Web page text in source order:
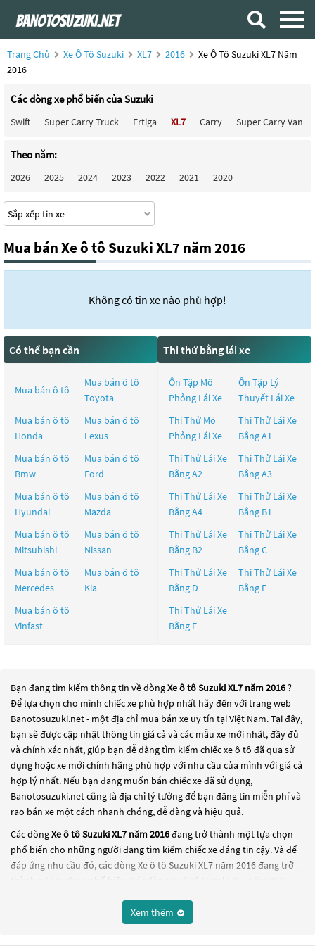
Trang Chủ Xe Ô Tô Suzuki XL7 2016
Xe Ô Tô Suzuki XL7 Năm
2016
Các dòng xe phổ biến của Suzuki
Swift Super Carry Truck Ertiga XL7 Carry Super Carry Van
Theo năm:
2026 2025 2024 2023 2022 2021 2020
Mua bán Xe ô tô Suzuki XL7 năm 2016
Không có tin xe nào phù hợp!
Có thể bạn cần
Mua bán ô tô
Mua bán ô tô
Toyota
Mua bán ô tô
Honda
Mua bán ô tô
Lexus
Mua bán ô tô
Bmw
Mua bán ô tô
Ford
Mua bán ô tô
Hyundai
Mua bán ô tô
Mazda
Mua bán ô tô
Mitsubishi
Mua bán ô tô
Nissan
Mua bán ô tô
Mercedes
Mua bán ô tô
Kia
Mua bán ô tô
Vinfast
Thi thử bằng lái xe
Ôn Tập Mô
Phỏng Lái Xe
Ôn Tập Lý
Thuyết Lái Xe
Thi Thử Mô
Phỏng Lái Xe
Thi Thử Lái Xe
Bằng A1
Thi Thử Lái Xe
Bằng A2
Thi Thử Lái Xe
Bằng A3
Thi Thử Lái Xe
Bằng A4
Thi Thử Lái Xe
Bằng B1
Thi Thử Lái Xe
Bằng B2
Thi Thử Lái Xe
Bằng C
Thi Thử Lái Xe
Bằng D
Thi Thử Lái Xe
Bằng E
Thi Thử Lái Xe
Bằng F
Bạn đang tìm kiếm thông tin về dòngXe ô tô Suzuki XL7 năm 2016?
Để lựa chọn cho mình chiếc xe phù hợp nhất hãy đến với trang web
Banotosuzuki.net - một địa chỉ mua bán xe uy tín tại Việt Nam. Tại đây,
bạn sẽ được cập nhật thông tin giá cả và các mẫu xe mới nhất, đầy đủ
và chính xác nhất, giúp bạn dễ dàng tìm kiếm chiếc xe ô tô đã qua sử
dụng hoặc xe mới chính hãng phù hợp với nhu cầu của mình với giá cả
hợp lý nhất. Nếu bạn đang muốn bán chiếc xe đã sử dụng,
Banotosuzuki.net cũng là địa chỉ lý tưởng để bạn đăng tin miễn phí và
rao bán xe một cách nhanh chóng, dễ dàng và hiệu quả.
Các dòngXe ô tô Suzuki XL7 năm 2016đang trở thành một lựa chọn
phổ biến cho những người đang tìm kiếm chiếc xe đáng tin cậy. Và để
đáp ứng nhu cầu đó, các dòngXe ô tô Suzuki XL7 năm 2016đang trở
thành sự lựa chọn phổ biến. Các dòng
dòng xe mới với thiết kế hiện đại và công nghệ tiên tiến. Các dòng
này đều được kiểm tra và bảo dưỡng kỹ lưỡng
để đảm bảo chất lượng và hiệu suất tốt nhất. Nếu bạn đang tìm kiếm
Xem thêm